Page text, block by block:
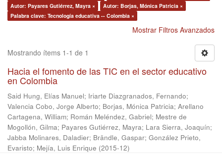
Autor: Payares Gutiérrez, Mayra ×
Autor: Borjas, Mónica Patricia ×
Palabra clave: Tecnología educativa -- Colombia ×
Mostrar Filtros Avanzados
Mostrando ítems 1-1 de 1
Hacia el fomento de las TIC en el sector educativo
en Colombia
Said Hung, Elías Manuel; Iriarte Diazgranados, Fernando;
Valencia Cobo, Jorge Alberto; Borjas, Mónica Patricia; Arellano
Cartagena, William; Román Meléndez, Gabriel; Mestre de
Mogollón, Gilma; Payares Gutiérrez, Mayra; Lara Sierra, Joaquín;
Jabba Molinares, Daladier; Brändle, Gaspar; González Prieto,
Evaristo; Mejía, Luis Enrique (2015-12)